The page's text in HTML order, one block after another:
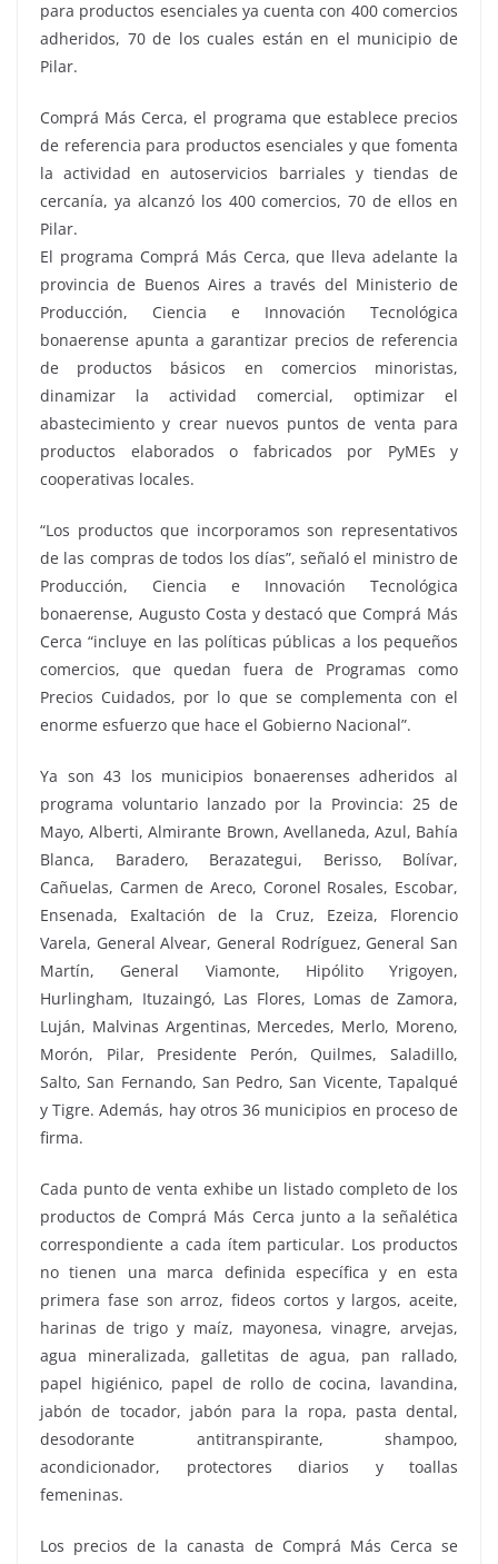
para productos esenciales ya cuenta con 400 comercios
adheridos, 70 de los cuales están en el municipio de
Pilar.
Comprá Más Cerca, el programa que establece precios
de referencia para productos esenciales y que fomenta
la actividad en autoservicios barriales y tiendas de
cercanía, ya alcanzó los 400 comercios, 70 de ellos en
Pilar.
El programa Comprá Más Cerca, que lleva adelante la
provincia de Buenos Aires a través del Ministerio de
Producción, Ciencia e Innovación Tecnológica
bonaerense apunta a garantizar precios de referencia
de productos básicos en comercios minoristas,
dinamizar la actividad comercial, optimizar el
abastecimiento y crear nuevos puntos de venta para
productos elaborados o fabricados por PyMEs y
cooperativas locales.
“Los productos que incorporamos son representativos
de las compras de todos los días”, señaló el ministro de
Producción, Ciencia e Innovación Tecnológica
bonaerense, Augusto Costa y destacó que Comprá Más
Cerca “incluye en las políticas públicas a los pequeños
comercios, que quedan fuera de Programas como
Precios Cuidados, por lo que se complementa con el
enorme esfuerzo que hace el Gobierno Nacional”.
Ya son 43 los municipios bonaerenses adheridos al
programa voluntario lanzado por la Provincia: 25 de
Mayo, Alberti, Almirante Brown, Avellaneda, Azul, Bahía
Blanca, Baradero, Berazategui, Berisso, Bolívar,
Cañuelas, Carmen de Areco, Coronel Rosales, Escobar,
Ensenada, Exaltación de la Cruz, Ezeiza, Florencio
Varela, General Alvear, General Rodríguez, General San
Martín, General Viamonte, Hipólito Yrigoyen,
Hurlingham, Ituzaingó, Las Flores, Lomas de Zamora,
Luján, Malvinas Argentinas, Mercedes, Merlo, Moreno,
Morón, Pilar, Presidente Perón, Quilmes, Saladillo,
Salto, San Fernando, San Pedro, San Vicente, Tapalqué
y Tigre. Además, hay otros 36 municipios en proceso de
firma.
Cada punto de venta exhibe un listado completo de los
productos de Comprá Más Cerca junto a la señalética
correspondiente a cada ítem particular. Los productos
no tienen una marca definida específica y en esta
primera fase son arroz, fideos cortos y largos, aceite,
harinas de trigo y maíz, mayonesa, vinagre, arvejas,
agua mineralizada, galletitas de agua, pan rallado,
papel higiénico, papel de rollo de cocina, lavandina,
jabón de tocador, jabón para la ropa, pasta dental,
desodorante antitranspirante, shampoo,
acondicionador, protectores diarios y toallas
femeninas.
Los precios de la canasta de Comprá Más Cerca se